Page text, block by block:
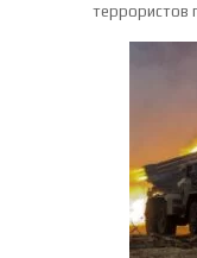
террористов